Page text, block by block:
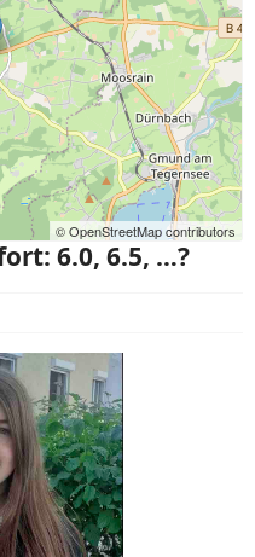
© OpenStreetMap contributors
6.0, 6.5, …?